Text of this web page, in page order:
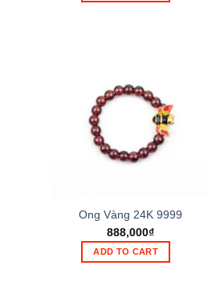
Ong Vàng 24K 9999
888,000₫
ADD TO CART